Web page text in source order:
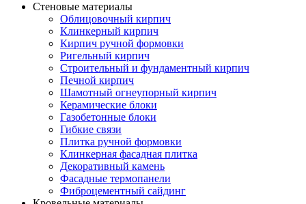
Стеновые материалы
Облицовочный кирпич
Клинкерный кирпич
Кирпич ручной формовки
Ригельный кирпич
Строительный и фундаментный кирпич
Печной кирпич
Шамотный огнеупорный кирпич
Керамические блоки
Газобетонные блоки
Гибкие связи
Плитка ручной формовки
Клинкерная фасадная плитка
Декоративный камень
Фасадные термопанели
Фиброцементный сайдинг